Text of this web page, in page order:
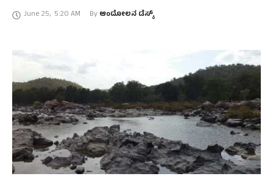
ಹೋರಾಟಗಾರರಾದ ಪಿ. ಎನ್. ಜವರಪ್ಪಗೌಡರೂ ಒಬ್ಬರು. ಮಂಡ್ಯ ಜಿಲ್ಲೆಯ …
June 25, 5:20 AM By ಆಂದೋಲನ ಡೆಸ್ಕ್